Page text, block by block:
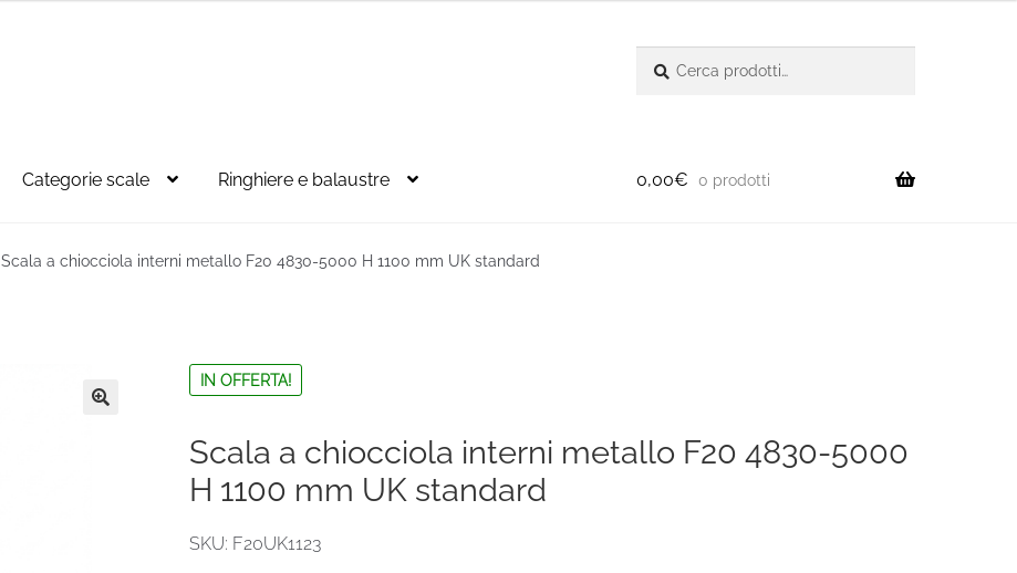
Categorie scale Ringhiere e balaustre 0,00€ 0 prodotti
Scala a chiocciola interni metallo F20 4830-5000 H 1100 mm UK standard
IN OFFERTA!
Scala a chiocciola interni metallo F20 4830-5000
H 1100 mm UK standard
SKU: F20UK1123